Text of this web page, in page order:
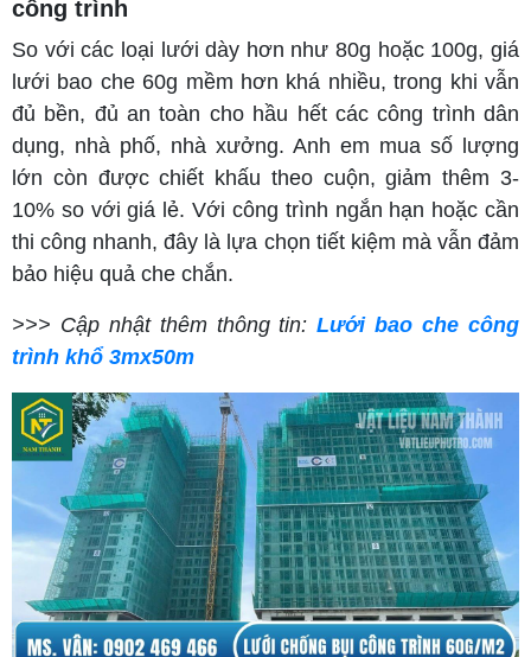
công trình
So với các loại lưới dày hơn như 80g hoặc 100g, giá
lưới bao che 60g mềm hơn khá nhiều, trong khi vẫn
đủ bền, đủ an toàn cho hầu hết các công trình dân
dụng, nhà phố, nhà xưởng. Anh em mua số lượng
lớn còn được chiết khấu theo cuộn, giảm thêm 3-
10% so với giá lẻ. Với công trình ngắn hạn hoặc cần
thi công nhanh, đây là lựa chọn tiết kiệm mà vẫn đảm
bảo hiệu quả che chắn.
>>> Cập nhật thêm thông tin:Lưới bao che công
trình khổ 3mx50m